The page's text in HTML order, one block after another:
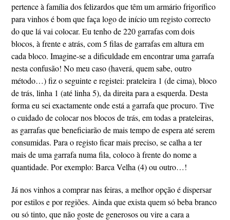
pertence à família dos felizardos que têm um armário frigorífico
para vinhos é bom que faça logo de início um registo correcto
do que lá vai colocar. Eu tenho de 220 garrafas com dois
blocos, à frente e atrás, com 5 filas de garrafas em altura em
cada bloco. Imagine-se a dificuldade em encontrar uma garrafa
nesta confusão! No meu caso (haverá, quem sabe, outro
método…) fiz o seguinte e registei: prateleira 1 (de cima), bloco
de trás, linha 1 (até linha 5), da direita para a esquerda. Desta
forma eu sei exactamente onde está a garrafa que procuro. Tive
o cuidado de colocar nos blocos de trás, em todas a prateleiras,
as garrafas que beneficiarão de mais tempo de espera até serem
consumidas. Para o registo ficar mais preciso, se calha a ter
mais de uma garrafa numa fila, coloco à frente do nome a
quantidade. Por exemplo: Barca Velha (4) ou outro…!
Já nos vinhos a comprar nas feiras, a melhor opção é dispersar
por estilos e por regiões. Ainda que exista quem só beba branco
ou só tinto, que não goste de generosos ou vire a cara a